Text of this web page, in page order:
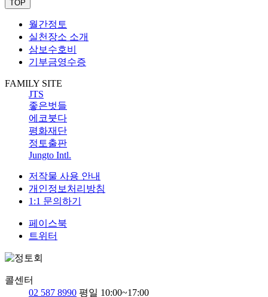
TOP
월간정토
실천장소 소개
삼보수호비
기부금영수증
FAMILY SITE
JTS
좋은벗들
에코붓다
평화재단
정토출판
Jungto Intl.
저작물 사용 안내
개인정보처리방침
1:1 문의하기
페이스북
트위터
콜센터
02 587 8990 평일 10:00~17:00